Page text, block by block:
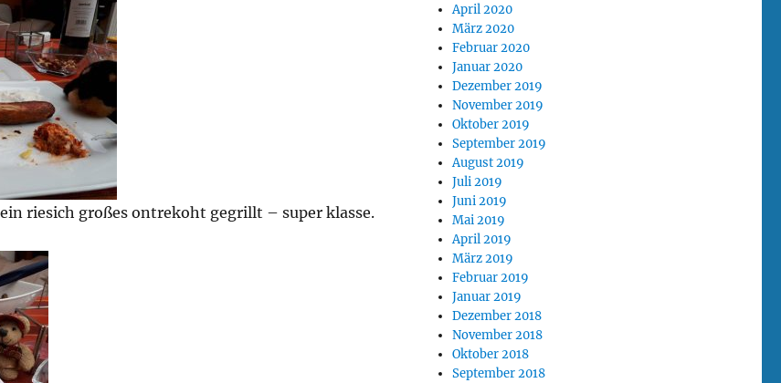
riesich großes ontrekoht gegrillt – super klasse.
April 2020
März 2020
Februar 2020
Januar 2020
Dezember 2019
November 2019
Oktober 2019
September 2019
August 2019
Juli 2019
Juni 2019
Mai 2019
April 2019
März 2019
Februar 2019
Januar 2019
Dezember 2018
November 2018
Oktober 2018
September 2018